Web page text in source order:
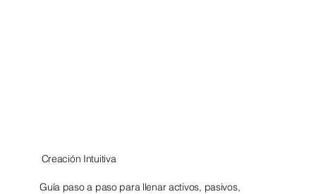
Creación Intuitiva
Guía paso a paso para llenar activos, pasivos,